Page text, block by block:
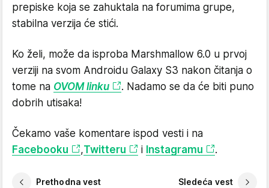
prepiske koja se zahuktala na forumima grupe,
stabilna verzija će stići.
Ko želi, može da isproba Marshmallow 6.0 u prvoj
verziji na svom Androidu Galaxy S3 nakon čitanja o
tome na OVOM linku
. Nadamo se da će biti puno
dobrih utisaka!
Čekamo vaše komentare ispod vesti i na
Facebooku
,Twitteru i Instagramu .
Prethodna vest Sledeća vest